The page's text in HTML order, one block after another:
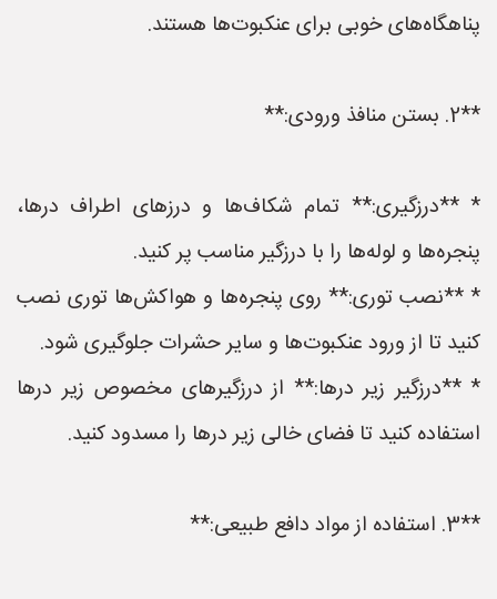
پناهگاه‌های خوبی برای عنکبوت‌ها هستند.
**2. بستن منافذ ورودی:**
* **درزگیری:** تمام شکاف‌ها و درزهای اطراف درها،
پنجره‌ها و لوله‌ها را با درزگیر مناسب پر کنید.
* **نصب توری:** روی پنجره‌ها و هواکش‌ها توری نصب
کنید تا از ورود عنکبوت‌ها و سایر حشرات جلوگیری شود.
* **درزگیر زیر درها:** از درزگیرهای مخصوص زیر درها
استفاده کنید تا فضای خالی زیر درها را مسدود کنید.
**3. استفاده از مواد دافع طبیعی:**